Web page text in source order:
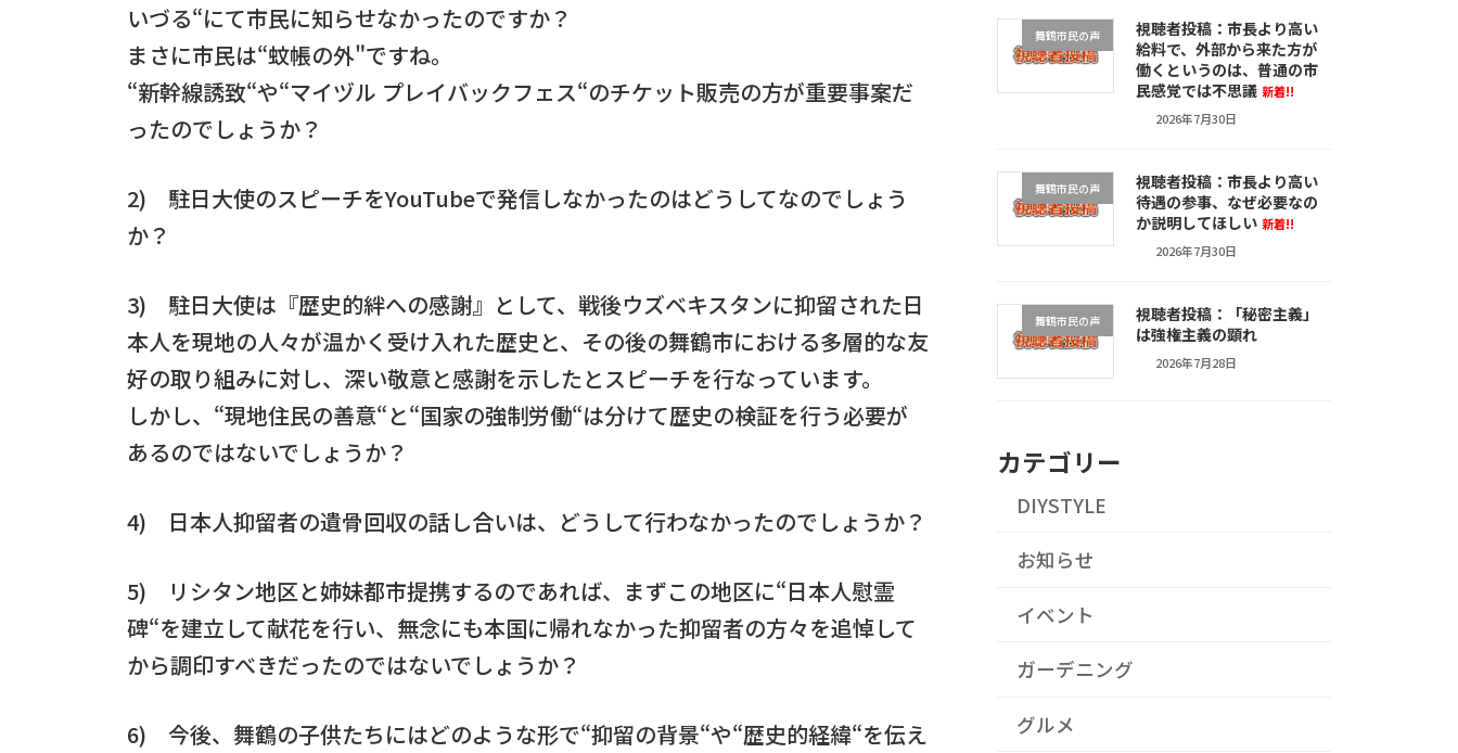
いづる“にて市民に知らせなかったのですか？
まさに市民は“蚊帳の外"ですね。
“新幹線誘致“や“マイヅル プレイバックフェス“のチケット販売の方が重要事案だ
ったのでしょうか？
2) 駐日大使のスピーチをYouTubeで発信しなかったのはどうしてなのでしょう
か？
3) 駐日大使は『歴史的絆への感謝』として、戦後ウズベキスタンに抑留された日
本人を現地の人々が温かく受け入れた歴史と、その後の舞鶴市における多層的な友
好の取り組みに対し、深い敬意と感謝を示したとスピーチを行なっています。
しかし、“現地住民の善意“と“国家の強制労働“は分けて歴史の検証を行う必要が
あるのではないでしょうか？
4) 日本人抑留者の遺骨回収の話し合いは、どうして行わなかったのでしょうか？
5) リシタン地区と姉妹都市提携するのであれば、まずこの地区に“日本人慰霊
碑“を建立して献花を行い、無念にも本国に帰れなかった抑留者の方々を追悼して
から調印すべきだったのではないでしょうか？
6) 今後、舞鶴の子供たちにはどのような形で“抑留の背景“や“歴史的経緯“を伝え
舞鶴市民の声
視聴者投稿：市長より高い
給料で、外部から来た方が
働くというのは、普通の市
民感覚では不思議 新着!!
2026年7月30日
舞鶴市民の声
視聴者投稿：市長より高い
待遇の参事、なぜ必要なの
か説明してほしい 新着!!
2026年7月30日
舞鶴市民の声
視聴者投稿：「秘密主義」
は強権主義の顕れ
2026年7月28日
カテゴリー
DIYSTYLE
お知らせ
イベント
ガーデニング
グルメ